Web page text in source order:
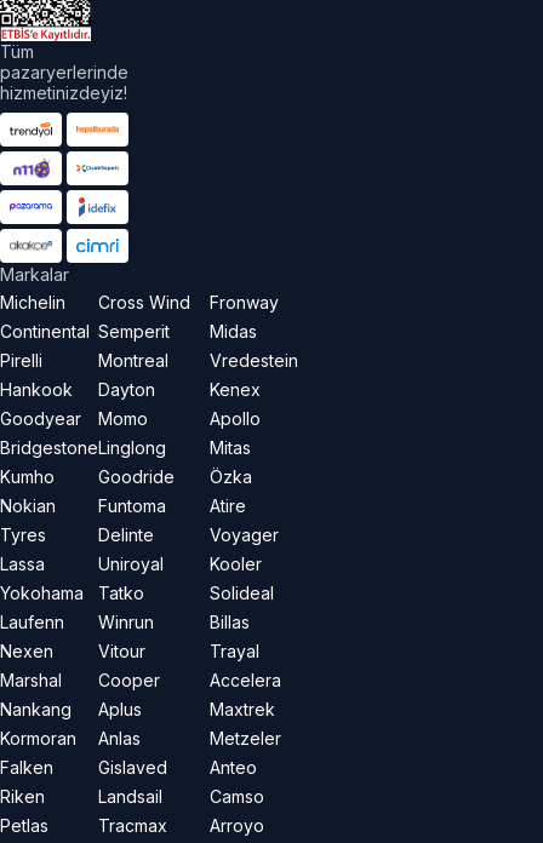
Tüm
pazaryerlerinde
hizmetinizdeyiz!
Markalar
Michelin
Continental
Pirelli
Hankook
Goodyear
Bridgestone
Kumho
Nokian
Tyres
Lassa
Yokohama
Laufenn
Nexen
Marshal
Nankang
Kormoran
Falken
Riken
Petlas
Cross Wind
Semperit
Montreal
Dayton
Momo
Linglong
Goodride
Funtoma
Delinte
Uniroyal
Tatko
Winrun
Vitour
Cooper
Aplus
Anlas
Gislaved
Landsail
Tracmax
Fronway
Midas
Vredestein
Kenex
Apollo
Mitas
Özka
Atire
Voyager
Kooler
Solideal
Billas
Trayal
Accelera
Maxtrek
Metzeler
Anteo
Camso
Arroyo